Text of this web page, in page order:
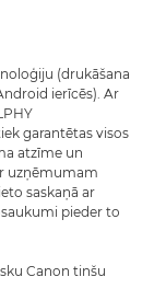
(drukāšana
ierīcēs). Ar
garantētas visos
atzīme un
uzņēmumam
saskaņā ar
pieder to
Canon tinšu